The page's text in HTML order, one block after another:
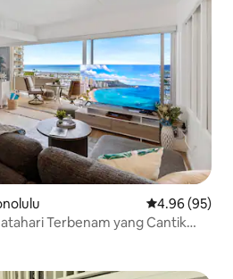
Penarafan
4.96 (95)
Terbenam yang Cantik
Letak Kenderaan